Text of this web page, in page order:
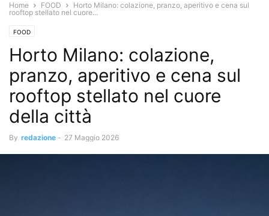
Home FOOD
Horto Milano: colazione, pranzo, aperitivo e cena sul
rooftop stellato nel cuore...
FOOD
Horto Milano: colazione,
pranzo, aperitivo e cena sul
rooftop stellato nel cuore
della città
By redazione - 27 Maggio 2026